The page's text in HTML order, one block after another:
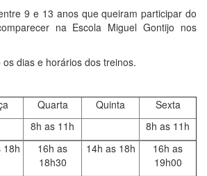
9 e 13 anos que queiram participar do
na Escola Miguel Gontijo nos
dias e horários dos treinos.
Quarta Quinta
Sexta
8h as 11h
8h as 11h
18h
16h as
18h30
14h as 18h
16h as
19h00